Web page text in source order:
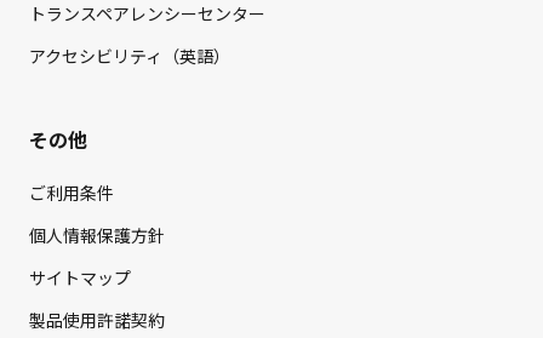
トランスペアレンシーセンター
アクセシビリティ（英語）
その他
ご利用条件
個人情報保護方針
サイトマップ
製品使用許諾契約